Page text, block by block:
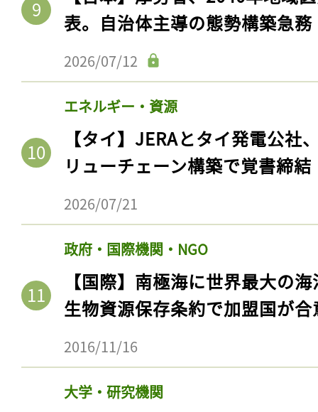
表。自治体主導の態勢構築急務
2026/07/12
エネルギー・資源
【タイ】JERAとタイ発電公社
リューチェーン構築で覚書締結
2026/07/21
政府・国際機関・NGO
【国際】南極海に世界最大の
生物資源保存条約で加盟国が合
2016/11/16
大学・研究機関